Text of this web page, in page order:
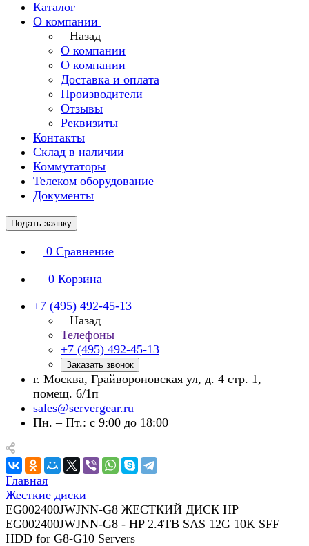
Каталог
О компании
Назад
О компании
О компании
Доставка и оплата
Производители
Отзывы
Реквизиты
Контакты
Склад в наличии
Коммутаторы
Телеком оборудование
Документы
Подать заявку
0 Сравнение
0 Корзина
+7 (495) 492-45-13
Назад
Телефоны
+7 (495) 492-45-13
Заказать звонок
г. Москва, Грайвороновская ул, д. 4 стр. 1,
помещ. 6/1п
sales@servergear.ru
Пн. – Пт.: с 9:00 до 18:00
Главная
Жесткие диски
EG002400JWJNN-G8 ЖЕСТКИЙ ДИСК HP
EG002400JWJNN-G8 - HP 2.4TB SAS 12G 10K SFF
HDD for G8-G10 Servers